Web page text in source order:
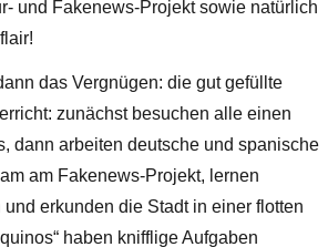
und Fakenews-Projekt sowie natürlich
das Vergnügen: die gut gefüllte
zunächst besuchen alle einen
dann arbeiten deutsche und spanische
am Fakenews-Projekt, lernen
erkunden die Stadt in einer flotten
haben knifflige Aufgaben